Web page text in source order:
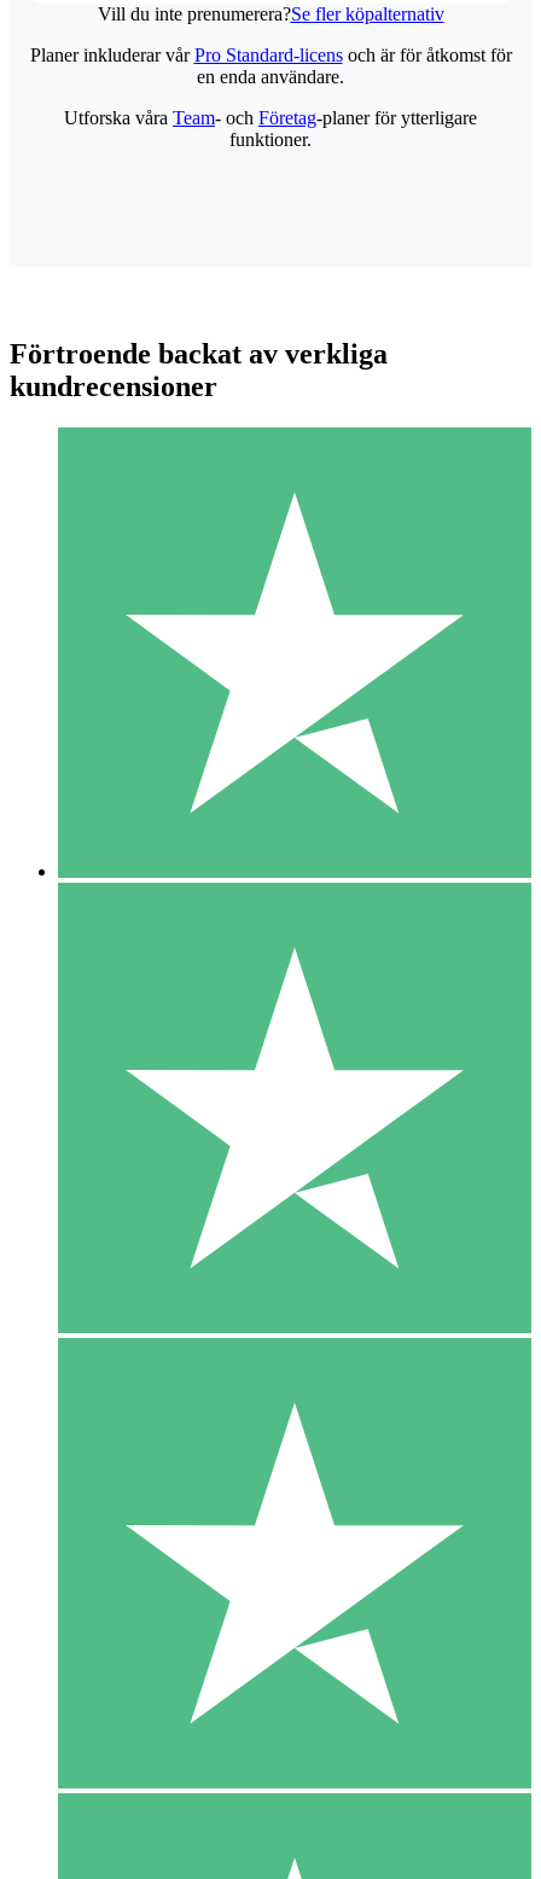
Vill du inte prenumerera?Se fler köpalternativ
Individuella Kreditpaket
Betala per användning med nedladdningskrediter. Inget
1 Nedladdningar
10 00
10 Nedladdningar
20 00
Planer inkluderar vårPro Standard-licensoch är för åtkomst för
en enda användare.
Utforska våra Team- och Företag-planer för ytterligare
funktioner.
Förtroende backat av verkliga
kundrecensioner